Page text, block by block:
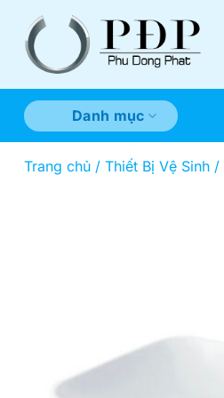
Danh mục
Trang chủ / Thiết Bị Vệ Sinh /